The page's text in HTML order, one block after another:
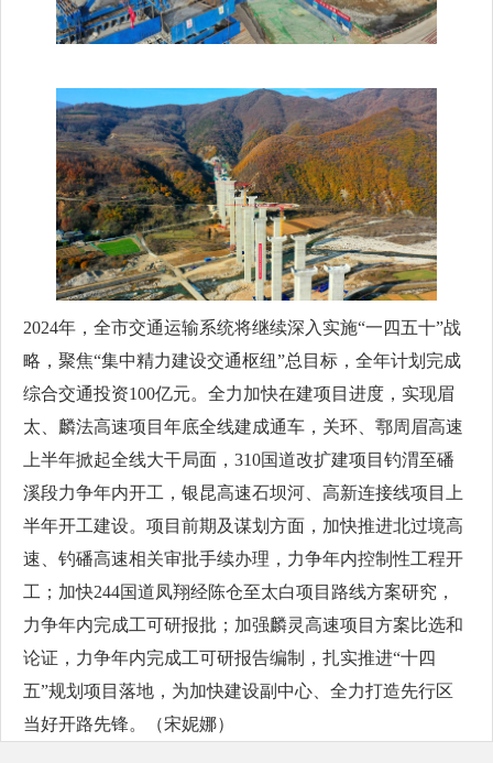
2024年，全市交通运输系统将继续深入实施“一四五十”战
略，聚焦“集中精力建设交通枢纽”总目标，全年计划完成
综合交通投资100亿元。全力加快在建项目进度，实现眉
太、麟法高速项目年底全线建成通车，关环、鄠周眉高速
上半年掀起全线大干局面，310国道改扩建项目钓渭至磻
溪段力争年内开工，银昆高速石坝河、高新连接线项目上
半年开工建设。项目前期及谋划方面，加快推进北过境高
速、钓磻高速相关审批手续办理，力争年内控制性工程开
工；加快244国道凤翔经陈仓至太白项目路线方案研究，
力争年内完成工可研报批；加强麟灵高速项目方案比选和
论证，力争年内完成工可研报告编制，扎实推进“十四
五”规划项目落地，为加快建设副中心、全力打造先行区
当好开路先锋。（宋妮娜）